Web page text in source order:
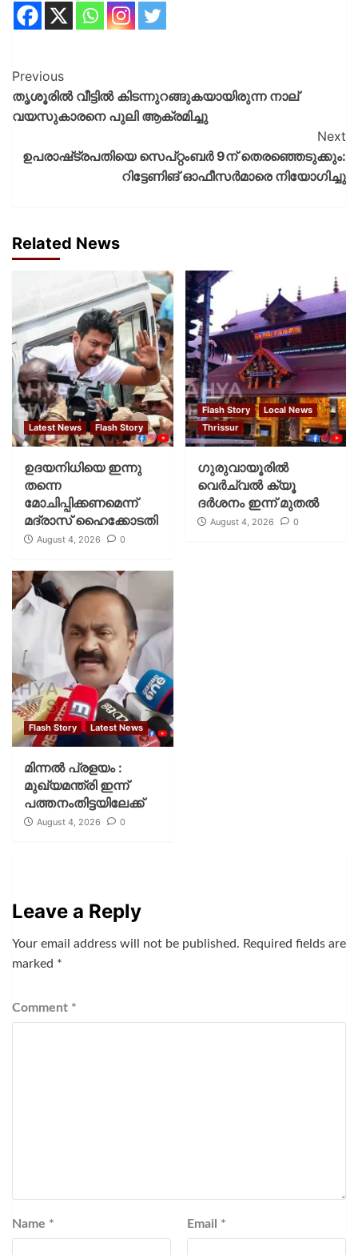
Previous
തൃശൂരിൽ വീട്ടിൽ കിടന്നുറങ്ങുകയായിരുന്ന നാല്
വയസുകാരനെ പുലി ആക്രമിച്ചു
Next
ഉപരാഷ്‌ട്രപതിയെ സെപ്റ്റംബര്‍ 9ന് തെരഞ്ഞെടുക്കും:
റിട്ടേണിങ് ഓഫീസര്‍മാരെ നിയോഗിച്ചു
Related News
Latest News Flash Story
ഉദയനിധിയെ ഇന്നു
തന്നെ
മോചിപ്പിക്കണമെന്ന്
മദ്രാസ് ഹൈക്കോടതി
August 4, 2026 0
Flash Story
Local News
Thrissur
ഗുരുവായൂരില്‍
വെര്‍ച്വല്‍ ക്യൂ
ദര്‍ശനം ഇന്ന് മുതല്‍
August 4, 2026 0
Flash Story Latest News
മിന്നല്‍ പ്രളയം :
മുഖ്യമന്ത്രി ഇന്ന്
പത്തനംതിട്ടയിലേക്ക്
August 4, 2026 0
Leave a Reply
Your email address will not be published. Required fields are
marked *
Comment *
Name * Email *